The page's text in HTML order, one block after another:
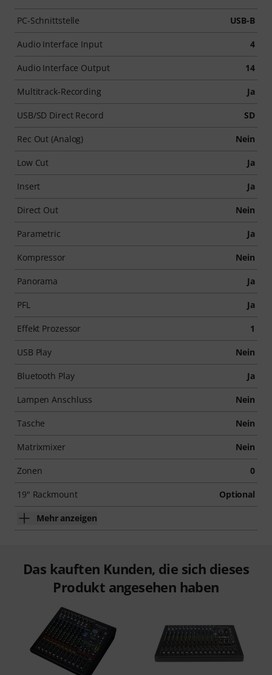
PC-Schnittstelle USB-B
Audio Interface Input 4
Audio Interface Output 14
Multitrack-Recording Ja
USB/SD Direct Record SD
Rec Out (Analog) Nein
Low Cut Ja
Insert Ja
Direct Out Nein
Parametric Ja
Kompressor Nein
Panorama Ja
PFL Ja
Effekt Prozessor 1
USB Play Nein
Bluetooth Play Ja
Lampen Anschluss Nein
Tasche Nein
Matrixmixer Nein
Zonen 0
19" Rackmount Optional
Mehr anzeigen
Das kauften Kunden, die sich dieses
Produkt angesehen haben